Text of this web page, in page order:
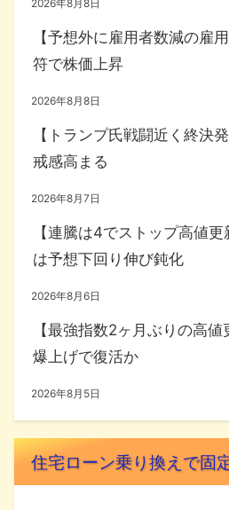
2026年8月8日
【予想外に雇用者数減の雇
符で株価上昇
2026年8月8日
【トランプ氏戦闘近く終決
戒感高まる
2026年8月7日
【連騰は4でストップ高値
は予想下回り伸び鈍化
2026年8月6日
【最強指数2ヶ月ぶりの高
爆上げで復活か
2026年8月5日
住宅ローン乗り換えで固